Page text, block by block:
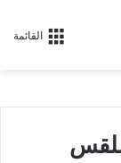
القائمة
سفر القضاة ٦ للقس